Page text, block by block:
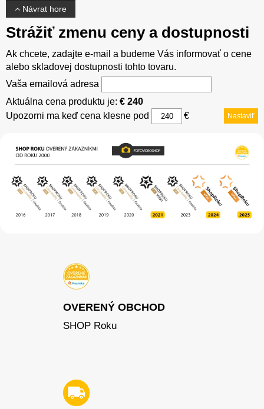
Návrat hore
Strážiť zmenu ceny a dostupnosti
Ak chcete, zadajte e-mail a budeme Vás informovať o cene
alebo skladovej dostupnosti tohto tovaru.
Vaša emailová adresa
Aktuálna cena produktu je: € 240
Upozorni ma keď cena klesne pod
€ Nastaviť
OVERENÝ OBCHOD
SHOP Roku